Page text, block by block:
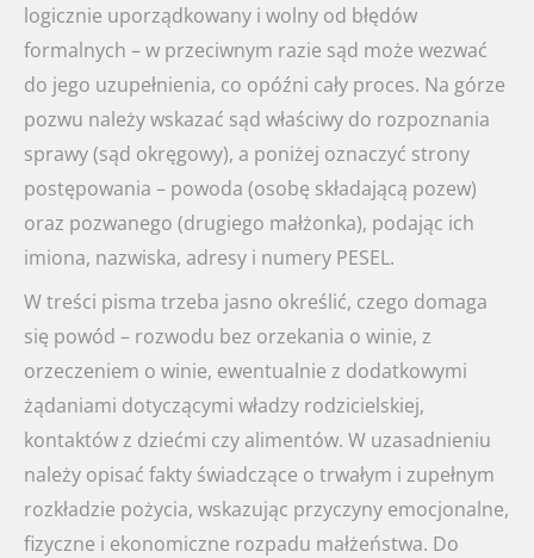
logicznie uporządkowany i wolny od błędów
formalnych – w przeciwnym razie sąd może wezwać
do jego uzupełnienia, co opóźni cały proces. Na górze
pozwu należy wskazać sąd właściwy do rozpoznania
sprawy (sąd okręgowy), a poniżej oznaczyć strony
postępowania – powoda (osobę składającą pozew)
oraz pozwanego (drugiego małżonka), podając ich
imiona, nazwiska, adresy i numery PESEL.
W treści pisma trzeba jasno określić, czego domaga
się powód – rozwodu bez orzekania o winie, z
orzeczeniem o winie, ewentualnie z dodatkowymi
żądaniami dotyczącymi władzy rodzicielskiej,
kontaktów z dziećmi czy alimentów. W uzasadnieniu
należy opisać fakty świadczące o trwałym i zupełnym
rozkładzie pożycia, wskazując przyczyny emocjonalne,
fizyczne i ekonomiczne rozpadu małżeństwa. Do